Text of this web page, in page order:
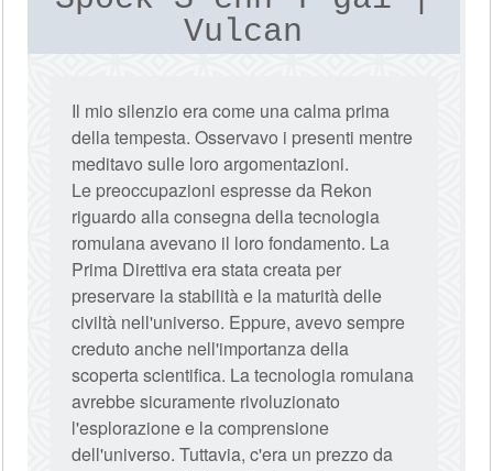
Vulcan
Il mio silenzio era come una calma prima
della tempesta. Osservavo i presenti mentre
meditavo sulle loro argomentazioni.
Le preoccupazioni espresse da Rekon
riguardo alla consegna della tecnologia
romulana avevano il loro fondamento. La
Prima Direttiva era stata creata per
preservare la stabilità e la maturità delle
civiltà nell'universo. Eppure, avevo sempre
creduto anche nell'importanza della
scoperta scientifica. La tecnologia romulana
avrebbe sicuramente rivoluzionato
l'esplorazione e la comprensione
dell'universo. Tuttavia, c'era un prezzo da